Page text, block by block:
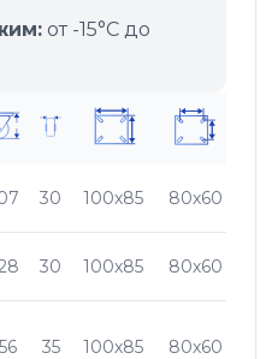
от -15°C до
30 100х85 80х60
30 100х85 80х60
35 100х85 80х60